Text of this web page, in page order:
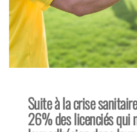
Suite à la crise
26% des licenciés qui